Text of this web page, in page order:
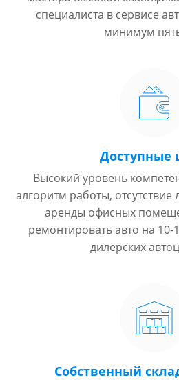
специалиста в сервисе
минимум
Доступные
Высокий уровень
алгоритм работы,
аренды офисных
ремонтировать авто на
дилерских
Собственный